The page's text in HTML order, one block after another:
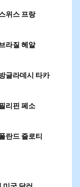
위스 프랑
라질 헤알
글라데시 타카
리핀 페소
드 즐로티